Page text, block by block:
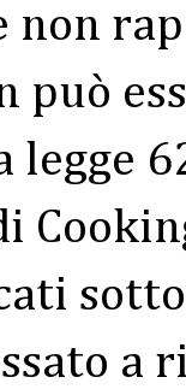
non
può
legge
a